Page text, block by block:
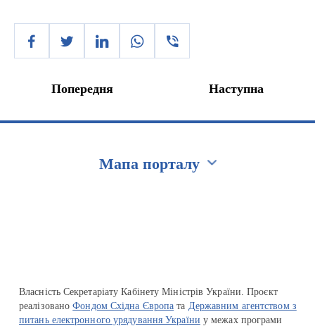
Попередня Наступна
Мапа порталу
Власність Секретаріату Кабінету Міністрів України. Проєкт
реалізованоФондом Східна Європа та Державним агентством з
питань електронного урядування України у межах програми